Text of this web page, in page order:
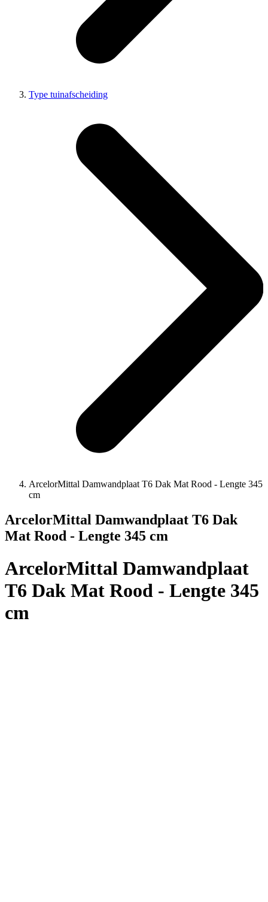
Type tuinafscheiding
ArcelorMittal Damwandplaat T6 Dak Mat Rood - Lengte 345
cm
ArcelorMittal Damwandplaat T6 Dak
Mat Rood - Lengte 345 cm
ArcelorMittal Damwandplaat
T6 Dak Mat Rood - Lengte 345
cm